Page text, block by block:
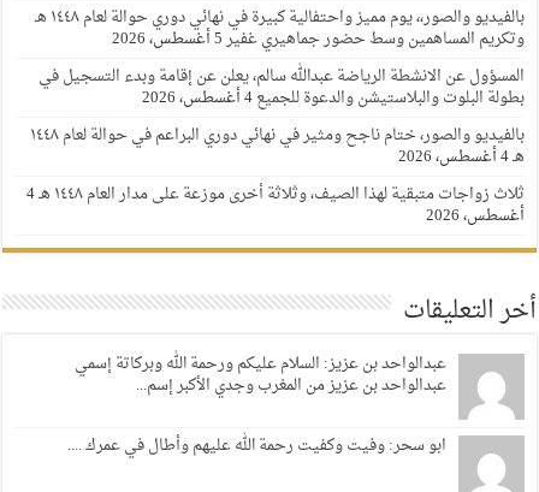
بالفيديو والصور،، يوم مميز واحتفالية كبيرة في نهائي دوري حوالة لعام ١٤٤٨ هـ
وتكريم المساهمين وسط حضور جماهيري غفير5 أغسطس، 2026
المسؤول عن الانشطة الرياضة عبدالله سالم، يعلن عن إقامة وبدء التسجيل في
بطولة البلوت والبلاستيشن والدعوة للجميع4 أغسطس، 2026
بالفيديو والصور، ختام ناجح ومثير في نهائي دوري البراعم في حوالة لعام ١٤٤٨
هـ4 أغسطس، 2026
ثلاث زواجات متبقية لهذا الصيف، وثلاثة أخرى موزعة على مدار العام ١٤٤٨ هـ
4
أغسطس، 2026
أخر التعليقات
عبدالواحد بن عزيز: السلام عليكم ورحمة الله وبركاتة إسمي
عبدالواحد بن عزيز من المغرب وجدي الأكبر إسم...
ابو سحر: وفيت وكفيت رحمة الله عليهم وأطال في عمرك ....